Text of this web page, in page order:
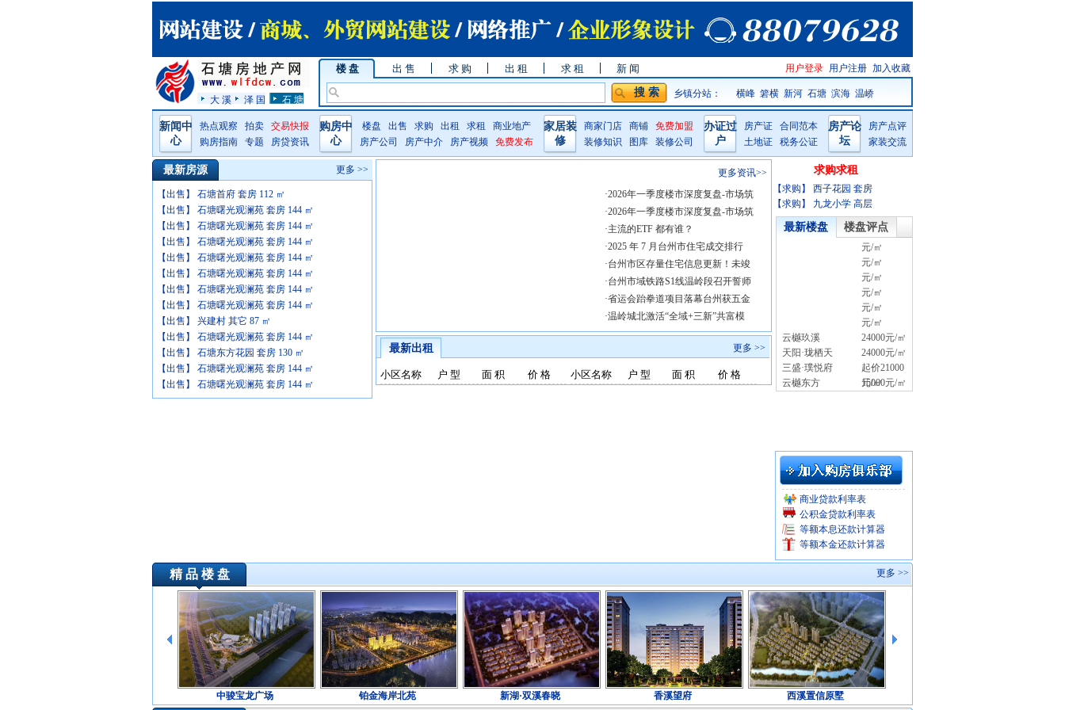
大 溪 泽 国 石 塘
楼 盘 出 售 求 购 出 租 求 租 新 闻 加入收藏
用户注册
用户登录
乡镇分站： 横峰 箬横 新河 石塘 滨海 温峤
新闻中
心
热点观察 拍卖
交易快报
购房指南
专题 房贷资讯
购房中
心
楼盘 出售 求购 出租 求租
商业地产
房产公司
房产中介 房产视频 免费发布
家居装
修
商家门店 商铺
免费加盟
装修知识
图库 装修公司
办证过
户
房产证
合同范本
土地证
税务公证
房产论
坛
房产点评
家装交流
最新房源 更多 >>
【出售】 石塘首府 套房 112 ㎡
【出售】 石塘曙光观澜苑 套房 144 ㎡
【出售】 石塘曙光观澜苑 套房 144 ㎡
【出售】 石塘曙光观澜苑 套房 144 ㎡
【出售】 石塘曙光观澜苑 套房 144 ㎡
【出售】 石塘曙光观澜苑 套房 144 ㎡
【出售】 石塘曙光观澜苑 套房 144 ㎡
【出售】 石塘曙光观澜苑 套房 144 ㎡
【出售】 兴建村 其它 87 ㎡
【出售】 石塘曙光观澜苑 套房 144 ㎡
【出售】 石塘东方花园 套房 130 ㎡
【出售】 石塘曙光观澜苑 套房 144 ㎡
【出售】 石塘曙光观澜苑 套房 144 ㎡
更多资讯>>
·2026年一季度楼市深度复盘-市场筑
·2026年一季度楼市深度复盘-市场筑
·主流的ETF 都有谁？
·2025 年 7 月台州市住宅成交排行
·台州市区存量住宅信息更新！未竣
·台州市域铁路S1线温岭段召开誓师
·省运会跆拳道项目落幕台州获五金
·温岭城北激活“全域+三新”共富模
最新出租 更多 >>
小区名称 户 型 面 积 价 格 小区名称 户 型 面 积 价 格
求购求租
【求购】 西子花园 套房
【求购】 九龙小学 高层
最新楼盘 楼盘评点
元/㎡
元/㎡
元/㎡
元/㎡
元/㎡
元/㎡
云樾玖溪
24000元/㎡
天阳·珑栖天
24000元/㎡
三盛·璞悦府
起价21000
元/㎡
云樾东方 15000元/㎡
商业贷款利率表
公积金贷款利率表
等额本息还款计算器
等额本金还款计算器
精 品 楼 盘 更多 >>
中骏宝龙广场 铂金海岸北苑 新湖·双溪春晓 香溪望府 西溪置信原墅